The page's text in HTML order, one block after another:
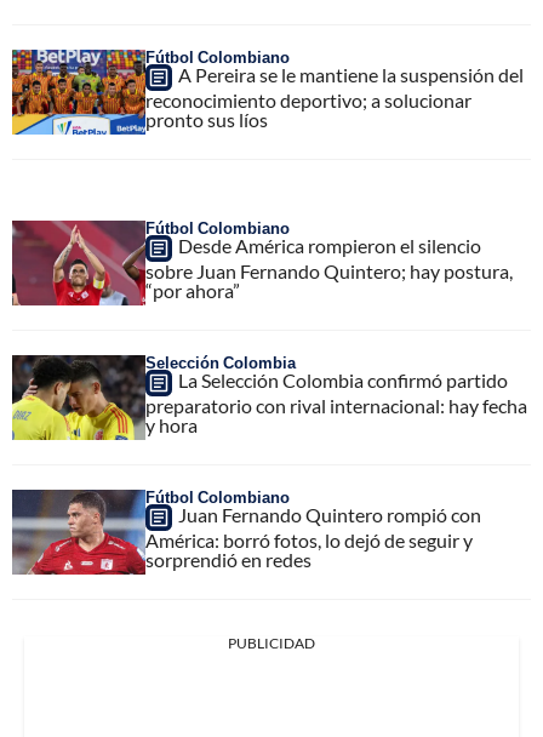
Fútbol Colombiano
A Pereira se le mantiene la suspensión del
reconocimiento deportivo; a solucionar
pronto sus líos
Fútbol Colombiano
Desde América rompieron el silencio
sobre Juan Fernando Quintero; hay postura,
“por ahora”
Selección Colombia
La Selección Colombia confirmó partido
preparatorio con rival internacional: hay fecha
y hora
Fútbol Colombiano
Juan Fernando Quintero rompió con
América: borró fotos, lo dejó de seguir y
sorprendió en redes
PUBLICIDAD